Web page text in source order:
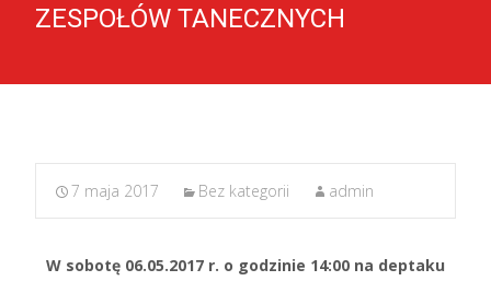
ZESPOŁÓW TANECZNYCH
7 maja 2017 Bez kategorii admin
W sobotę 06.05.2017 r. o godzinie 14:00 na deptaku